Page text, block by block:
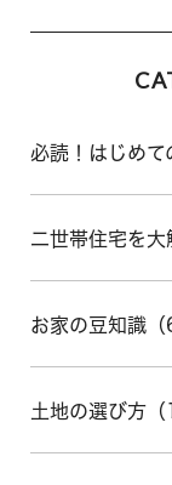
必読！はじめて
二世帯住宅を大
お家の豆知識（
土地の選び方（